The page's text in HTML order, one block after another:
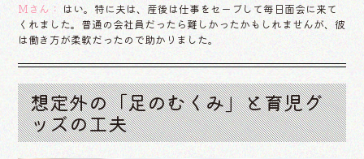
Mさん： はい。特に夫は、産後は仕事をセーブして毎日面会に来て
くれました。普通の会社員だったら難しかったかもしれませんが、彼
は働き方が柔軟だったので助かりました。
想定外の「足のむくみ」と育児グ
ッズの工夫